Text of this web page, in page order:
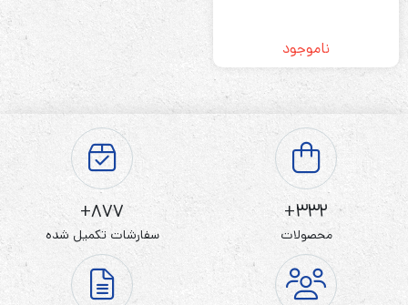
ناموجود
332+
محصولات
877+
سفارشات تکمیل شده